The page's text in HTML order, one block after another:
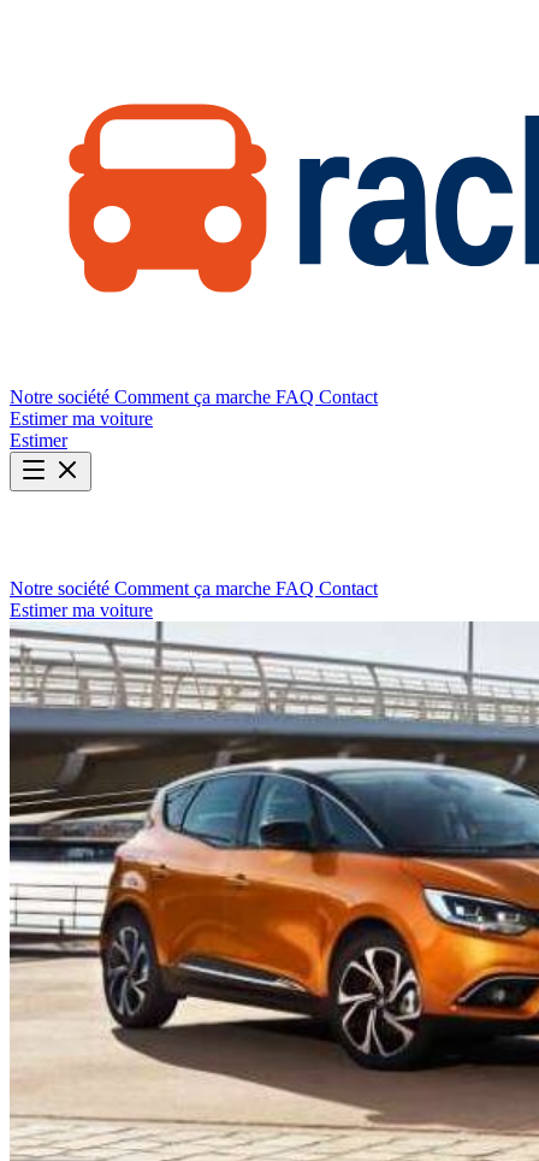
Notre société Comment ça marche FAQ Contact
Estimer ma voiture
Estimer
Notre société Comment ça marche FAQ Contact
Estimer ma voiture